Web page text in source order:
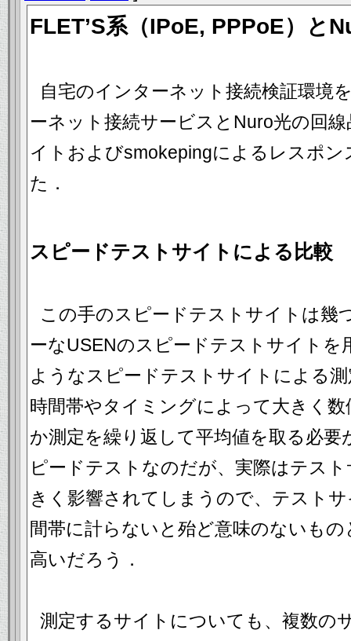
FLET’S系（IPoE, PPPoE）と
自宅のインターネット接続検証環境
ーネット接続サービスとNuro光の回
イトおよびsmokepingによるレスポ
た．
スピードテストサイトによる比較
この手のスピードテストサイトは幾
ーなUSENのスピードテストサイトを
ようなスピードテストサイトによる
時間帯やタイミングによって大きく
か測定を繰り返して平均値を取る必
ピードテストなのだが、実際はテス
きく影響されてしまうので、テスト
間帯に計らないと殆ど意味のないも
高いだろう．
測定するサイトについても、複数の